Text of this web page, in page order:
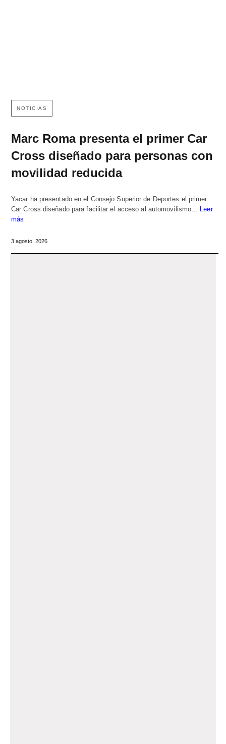
NOTICIAS
Marc Roma presenta el primer Car
Cross diseñado para personas con
movilidad reducida
Yacar ha presentado en el Consejo Superior de Deportes el primer
Car Cross diseñado para facilitar el acceso al automovilismo… Leer
más
3 agosto, 2026